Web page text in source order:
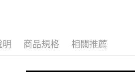
明 商品規格 相關推薦